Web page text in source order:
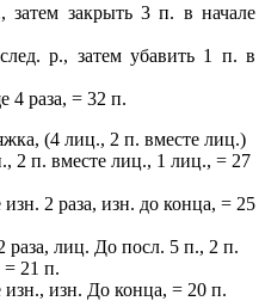
закрыть 3 п. в начале
р., затем убавить 1 п. в
4 раза, = 32 п.
(4 лиц., 2 п. вместе лиц.)
2 п. вместе лиц., 1 лиц., = 27
2 раза, изн. до конца, = 25
раза, лиц. До посл. 5 п., 2 п.
= 21 п.
изн., изн. До конца, = 20 п.